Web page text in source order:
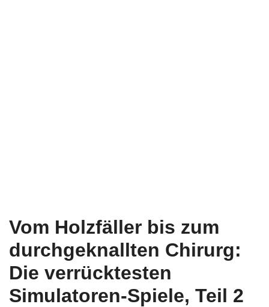
Vom Holzfäller bis zum
durchgeknallten Chirurg:
Die verrücktesten
Simulatoren-Spiele, Teil 2